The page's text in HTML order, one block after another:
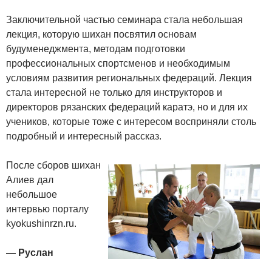
Заключительной частью семинара стала небольшая
лекция, которую шихан посвятил основам
будуменеджмента, методам подготовки
профессиональных спортсменов и необходимым
условиям развития региональных федераций. Лекция
стала интересной не только для инструкторов и
директоров рязанских федераций каратэ, но и для их
учеников, которые тоже с интересом восприняли столь
подробный и интересный рассказ.
После сборов шихан
Алиев дал
небольшое
интервью порталу
kyokushinrzn.ru.
— Руслан